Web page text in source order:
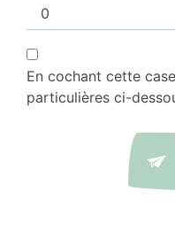
En cochant cette
particulières ci-